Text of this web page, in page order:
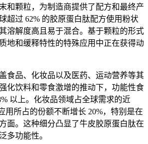
和颗粒，为制造商提供了配方和最终产
超过 62% 的胶原蛋白肽配方使用粉状
溶解度高且易于混合。基于颗粒的形式
地和缓释特性的特殊应用中正在获得动
食品、化妆品以及医药、运动营养等其
化饮料和零食激增的推动下，功能性食
以上。化妆品领域占全球需求的近
用所占的份额不断增长 20%，特别是在
面。这种细分凸显了牛皮胶原蛋白肽在
多功能性。